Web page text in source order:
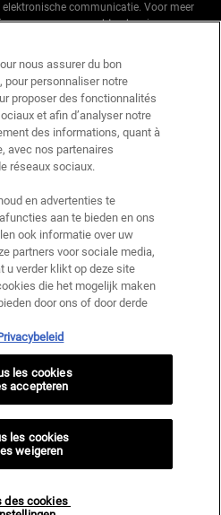
communicatie. Voor meer
gegevens en rechten kun je ons
eerste bestelling. Niet cumuleerbaar
maar wel cumuleerbaar met «
Beperkt tot één keer te gebruiken per
en bundels.
Cloudflare en het privacybeleid en de
zijn van toepassing.
Cookie-instellingen
nous assurer du bon
personnaliser notre
proposer des fonctionnalités
et afin d’analyser notre
des informations, quant à
avec nos partenaires
réseaux sociaux.
en advertenties te
aan te bieden en ons
ook informatie over uw
partners voor sociale media,
u verder klikt op deze site
die het mogelijk maken
door ons of door derde
des cookies
les cookies
weigeren
les cookies
accepteren